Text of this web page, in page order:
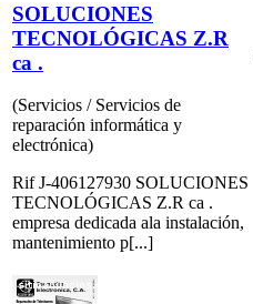
SOLUCIONES
TECNOLÓGICAS Z.R
ca .
(Servicios / Servicios de
reparación informática y
electrónica)
Rif J-406127930 SOLUCIONES
TECNOLÓGICAS Z.R ca .
empresa dedicada ala instalación,
mantenimiento p[...]